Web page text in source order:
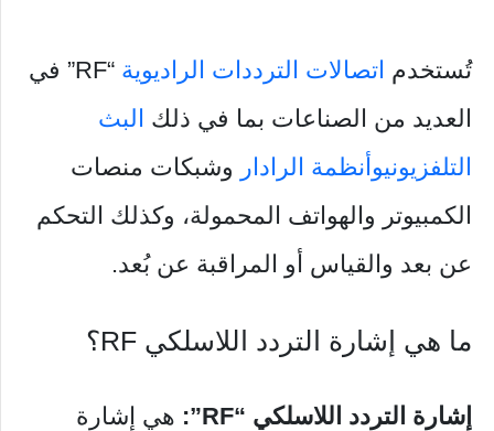
تُستخدم اتصالات الترددات الراديوية
“RF” في
العديد من الصناعات بما في ذلك البث
التلفزيونيوأنظمة الرادار وشبكات منصات
الكمبيوتر والهواتف المحمولة، وكذلك التحكم
عن بعد والقياس أو المراقبة عن بُعد.
ما هي إشارة التردد اللاسلكي RF؟
إشارة التردد اللاسلكي “RF”:
هي إشارة